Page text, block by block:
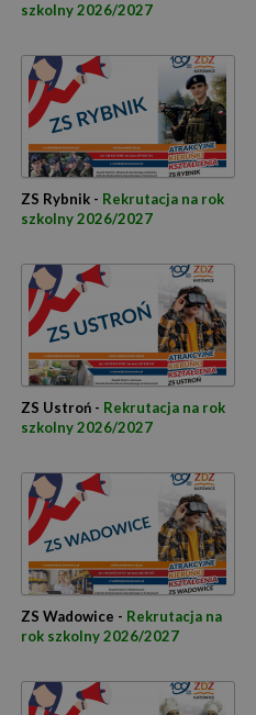
szkolny 2026/2027
ZS Rybnik - Rekrutacja na rok
szkolny 2026/2027
ZS Ustroń - Rekrutacja na rok
szkolny 2026/2027
ZS Wadowice - Rekrutacja na
rok szkolny 2026/2027